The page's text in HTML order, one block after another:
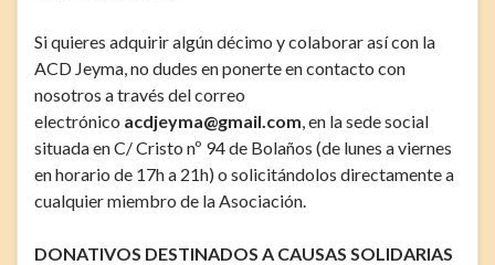
Si quieres adquirir algún décimo y colaborar así con la
ACD Jeyma, no dudes en ponerte en contacto con
nosotros a través del correo
electrónico acdjeyma@gmail.com , en la sede social
situada en C/ Cristo nº 94 de Bolaños (de lunes a viernes
en horario de 17h a 21h) o solicitándolos directamente a
cualquier miembro de la Asociación.
DONATIVOS DESTINADOS A CAUSAS SOLIDARIAS